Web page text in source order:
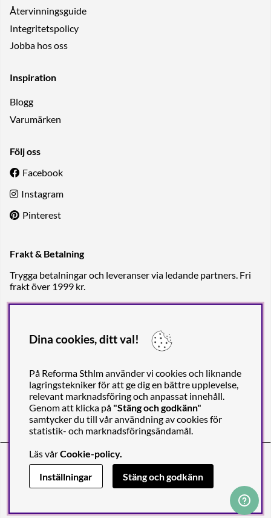
Återvinningsguide
Integritetspolicy
Jobba hos oss
Inspiration
Blogg
Varumärken
Följ oss
Facebook
Instagram
Pinterest
Frakt & Betalning
Trygga betalningar och leveranser via ledande partners. Fri
frakt över 1999 kr.
Reforma Sthlm AB (org. no. 556849-2606)
Engelbrektsgatan 29
(Note! Postal address only), SE-114 32
STOCKHOLM, Sweden
Dina cookies, ditt val!
På Reforma Sthlm använder vi cookies och liknande
lagringstekniker för att ge dig en bättre upplevelse,
relevant marknadsföring och anpassat innehåll.
Genom att klicka på "Stäng och godkänn"
samtycker du till vår användning av cookies för
statistik- och marknadsföringsändamål.
Läs vårCookie-policy.
Inställningar
Stäng och godkänn